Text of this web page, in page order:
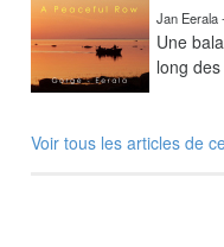
Jan Eerala
Une
long
Voir tous les articles de